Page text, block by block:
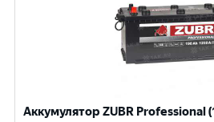
Аккумулятор ZUBR Professional